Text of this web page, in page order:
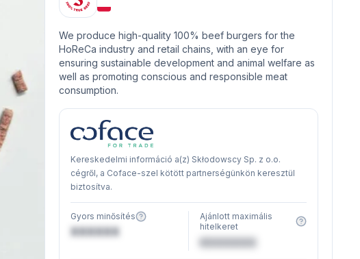
We produce high-quality 100% beef burgers for the
HoReCa industry and retail chains, with an eye for
ensuring sustainable development and animal welfare as
well as promoting conscious and responsible meat
consumption.
Kereskedelmi információ a(z) Skłodowscy Sp. z o.o.
cégről, a Coface-szel kötött partnerségünkön keresztül
biztosítva.
Gyors minősítés
XXXXXX
Ajánlott maximális
hitelkeret